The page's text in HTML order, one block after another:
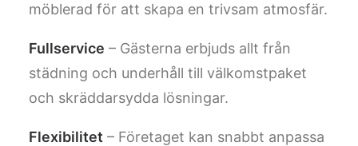
möblerad för att skapa en trivsam atmosfär.
Fullservice – Gästerna erbjuds allt från
städning och underhåll till välkomstpaket
och skräddarsydda lösningar.
Flexibilitet – Företaget kan snabbt anpassa